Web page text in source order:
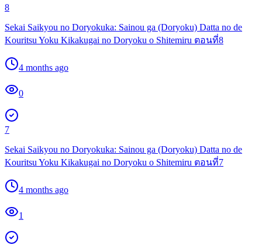
8
Sekai Saikyou no Doryokuka: Sainou ga (Doryoku) Datta no de
Kouritsu Yoku Kikakugai no Doryoku o Shitemiru ตอนที่8
4 months ago
0
7
Sekai Saikyou no Doryokuka: Sainou ga (Doryoku) Datta no de
Kouritsu Yoku Kikakugai no Doryoku o Shitemiru ตอนที่7
4 months ago
1